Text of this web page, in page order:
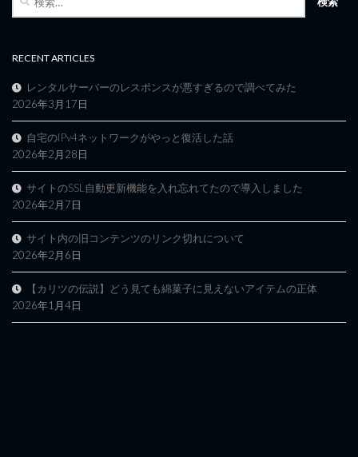
RECENT ARTICLES
レンタルサーバーのレスポンスが悪すぎるので調べてみた
2026年3月17日
自宅のIPv4ネットワークがやっと復活した話
2026年2月28日
サイトのSSL自動更新機能を入れ忘れてたので導入しました
2026年2月7日
サイト内の旧コンテンツのリンク切れについて
2026年2月6日
【カリツの伝説】どう見ても綿菓子に見えないアイテムの正体
2026年1月4日